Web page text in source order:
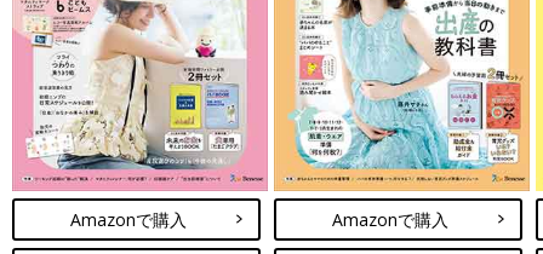
Amazonで購入 Amazonで購入